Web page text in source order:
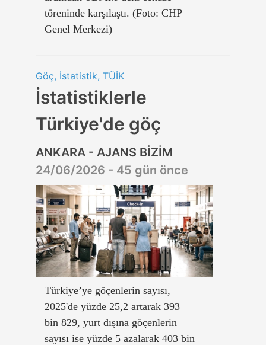
töreninde karşılaştı. (Foto: CHP
Genel Merkezi)
Göç, İstatistik, TÜİK
İstatistiklerle
Türkiye'de göç
ANKARA - AJANS BİZİM
24/06/2026 - 45 gün önce
Türkiye’ye göçenlerin sayısı,
2025'de yüzde 25,2 artarak 393
bin 829, yurt dışına göçenlerin
sayısı ise yüzde 5 azalarak 403 bin